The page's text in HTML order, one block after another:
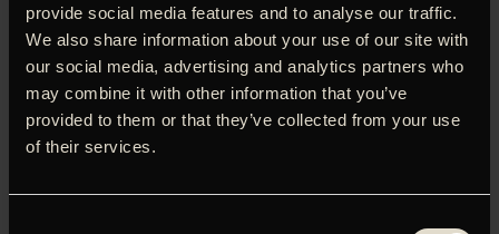
provide social media features and to analyse our traffic.
We also share information about your use of our site with
our social media, advertising and analytics partners who
may combine it with other information that you’ve
provided to them or that they’ve collected from your use
of their services.